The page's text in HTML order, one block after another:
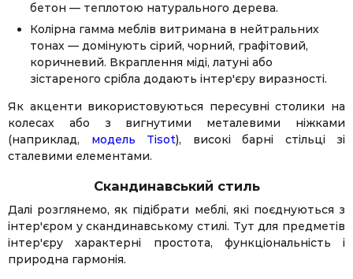
бетон — теплотою натурального дерева.
Колірна гамма меблів витримана в нейтральних
тонах — домінують сірий, чорний, графітовий,
коричневий. Вкраплення міді, латуні або
зістареного срібла додають інтер'єру виразності.
Як акценти використовуються пересувні столики на
колесах або з вигнутими металевими ніжками
(наприклад, модель Tisot), високі барні стільці зі
сталевими елементами.
Скандинавський стиль
Далі розглянемо, як підібрати меблі, які поєднуються з
інтер'єром у скандинавському стилі. Тут для предметів
інтер'єру характерні простота, функціональність і
природна гармонія.